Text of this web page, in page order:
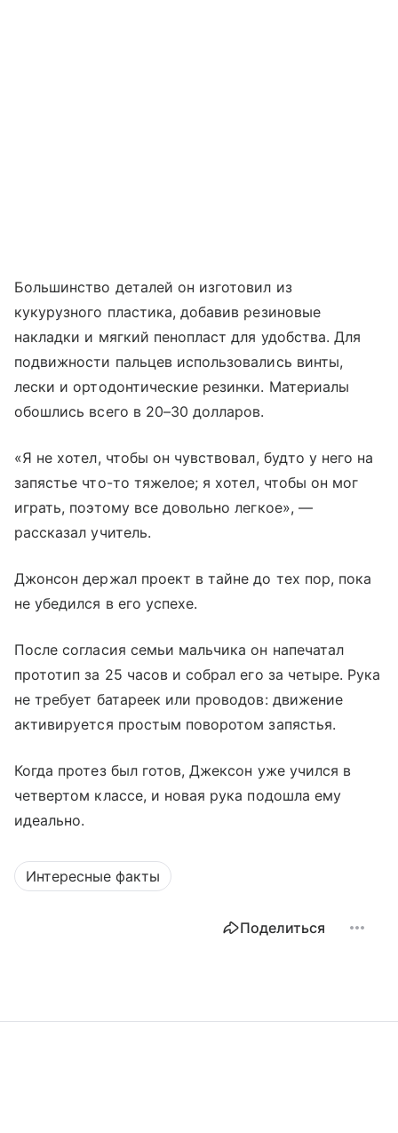
Большинство деталей он изготовил из
кукурузного пластика, добавив резиновые
накладки и мягкий пенопласт для удобства. Для
подвижности пальцев использовались винты,
лески и ортодонтические резинки. Материалы
обошлись всего в 20–30 долларов.
«Я не хотел, чтобы он чувствовал, будто у него на
запястье что-то тяжелое; я хотел, чтобы он мог
играть, поэтому все довольно легкое», —
рассказал учитель.
Джонсон держал проект в тайне до тех пор, пока
не убедился в его успехе.
После согласия семьи мальчика он напечатал
прототип за 25 часов и собрал его за четыре. Рука
не требует батареек или проводов: движение
активируется простым поворотом запястья.
Когда протез был готов, Джексон уже учился в
четвертом классе, и новая рука подошла ему
идеально.
Интересные факты
Поделиться